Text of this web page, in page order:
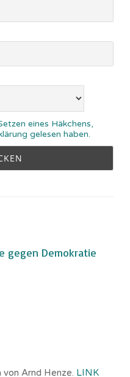
eines Häkchens,
gelesen haben.
gegen Demokratie
von Arnd Henze. LINK